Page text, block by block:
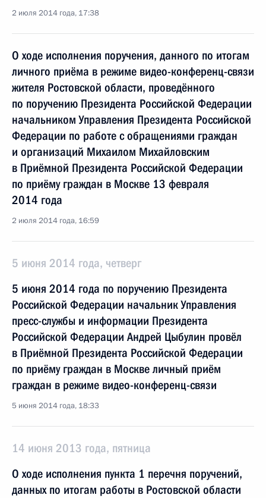
2 июля 2014 года, 17:38
О ходе исполнения поручения, данного по итогам
личного приёма в режиме видео-конференц-связи
жителя Ростовской области, проведённого
по поручению Президента Российской Федерации
начальником Управления Президента Российской
Федерации по работе с обращениями граждан
и организаций Михаилом Михайловским
в Приёмной Президента Российской Федерации
по приёму граждан в Москве 13 февраля
2014 года
2 июля 2014 года, 16:59
5 июня 2014 года, четверг
5 июня 2014 года по поручению Президента
Российской Федерации начальник Управления
пресс-службы и информации Президента
Российской Федерации Андрей Цыбулин провёл
в Приёмной Президента Российской Федерации
по приёму граждан в Москве личный приём
граждан в режиме видео-конференц-связи
5 июня 2014 года, 18:33
14 июня 2013 года, пятница
О ходе исполнения пункта 1 перечня поручений,
данных по итогам работы в Ростовской области